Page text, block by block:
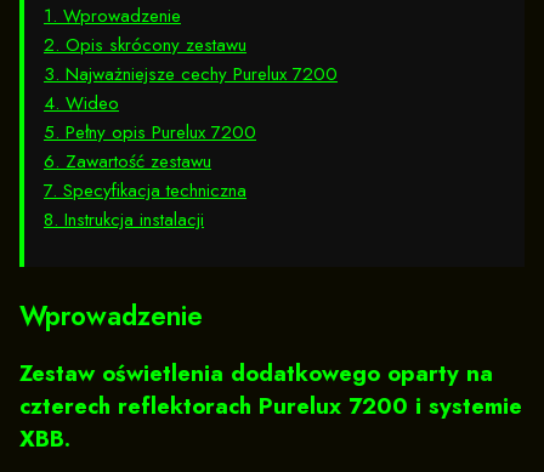
1. Wprowadzenie
2. Opis skrócony zestawu
3. Najważniejsze cechy Purelux 7200
4. Wideo
5. Pełny opis Purelux 7200
6. Zawartość zestawu
7. Specyfikacja techniczna
8. Instrukcja instalacji
Wprowadzenie
Zestaw oświetlenia dodatkowego oparty na
czterech reflektorach Purelux 7200 i systemie
XBB.